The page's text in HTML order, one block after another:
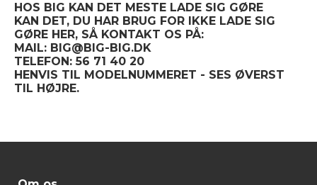
HOS BIG KAN DET MESTE LADE SIG GØRE
KAN DET, DU HAR BRUG FOR IKKE LADE SIG
GØRE HER, SÅ KONTAKT OS PÅ:
MAIL: BIG@BIG-BIG.DK
TELEFON: 56 71 40 20
HENVIS TIL MODELNUMMERET - SES ØVERST
TIL HØJRE.